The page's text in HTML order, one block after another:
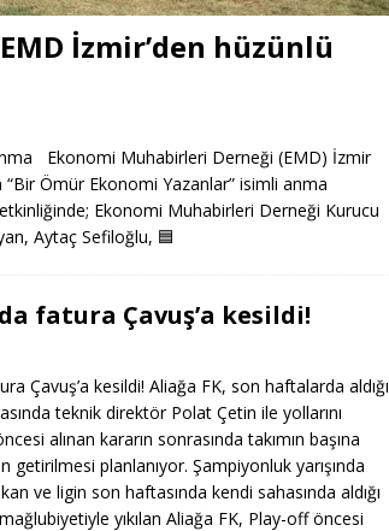
İzmir’den hüzünlü
Ekonomi Muhabirleri Derneği (EMD) İzmir
Ömür Ekonomi Yazanlar” isimli anma
Ekonomi Muhabirleri Derneği Kurucu
Aytaç Sefiloğlu, 🟦
fatura Çavuş’a kesildi!
Çavuş’a kesildi! Aliağa FK, son haftalarda aldığı
teknik direktör Polat Çetin ile yollarını
alınan kararın sonrasında takımın başına
getirilmesi planlanıyor. Şampiyonluk yarışında
ve ligin son haftasında kendi sahasında aldığı
yıkılan Aliağa FK, Play-off öncesi